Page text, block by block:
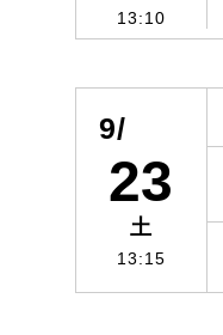
13:10
9/
23
土
13:15